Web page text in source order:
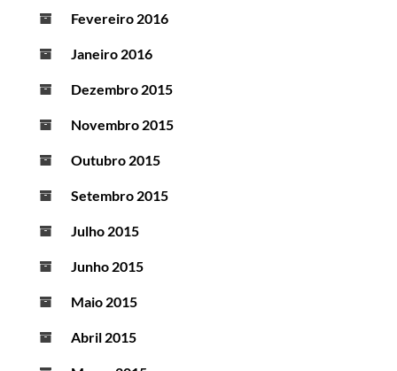
Fevereiro 2016
Janeiro 2016
Dezembro 2015
Novembro 2015
Outubro 2015
Setembro 2015
Julho 2015
Junho 2015
Maio 2015
Abril 2015